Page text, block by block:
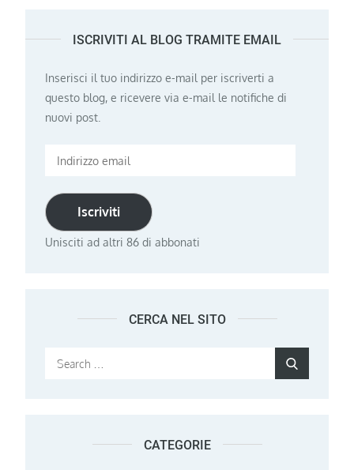
ISCRIVITI AL BLOG TRAMITE EMAIL
Inserisci il tuo indirizzo e-mail per iscriverti a
questo blog, e ricevere via e-mail le notifiche di
nuovi post.
Indirizzo
Iscriviti
Unisciti ad altri 86 di abbonati
CERCA NEL SITO
Search
CATEGORIE